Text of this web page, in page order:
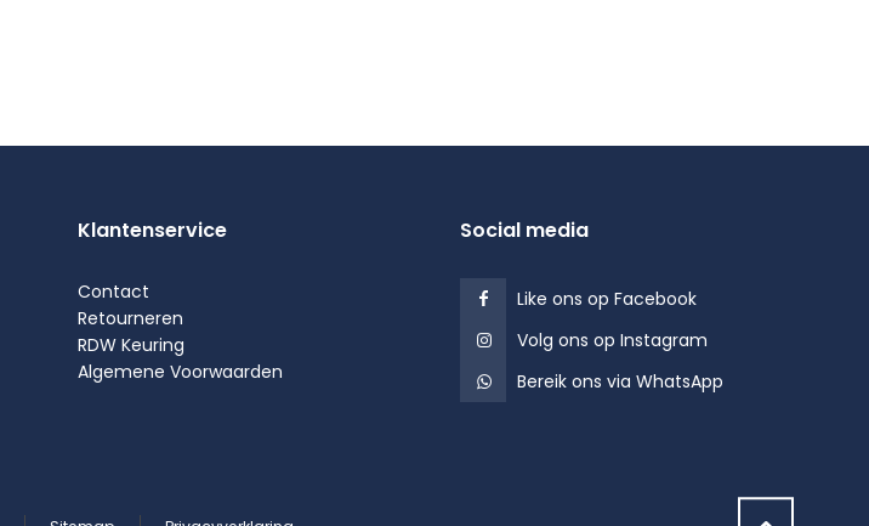
Klantenservice
Contact
Retourneren
RDW Keuring
Algemene Voorwaarden
Social media
Like ons op Facebook
Volg ons op Instagram
Bereik ons via WhatsApp